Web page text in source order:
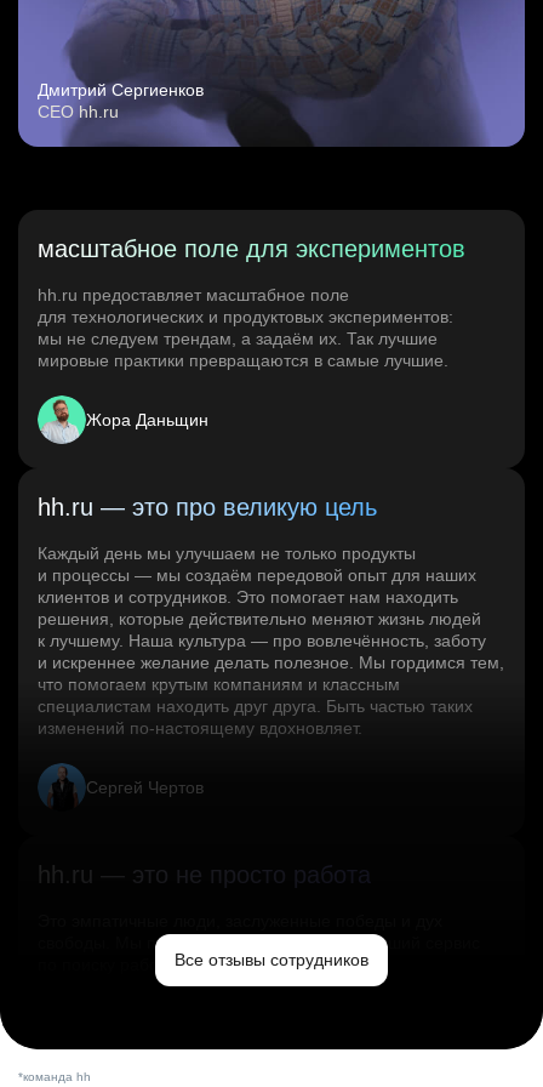
Дмитрий Сергиенков
CEO hh.ru
масштабное поле для экспериментов
hh.ru предоставляет масштабное поле
для технологических и продуктовых экспериментов:
мы не следуем трендам, а задаём их. Так лучшие
мировые практики превращаются в самые лучшие.
Жора Даньщин
hh.ru — это про великую цель
Каждый день мы улучшаем не только продукты
и процессы — мы создаём передовой опыт для наших
клиентов и сотрудников. Это помогает нам находить
решения, которые действительно меняют жизнь людей
к лучшему. Наша культура — про вовлечённость, заботу
и искреннее желание делать полезное. Мы гордимся тем,
что помогаем крутым компаниям и классным
специалистам находить друг друга. Быть частью таких
изменений по‑настоящему вдохновляет.
Сергей Чертов
hh.ru — это не просто работа
свободы. Мы помогаем миру и создаём лучший сервис
по поиску работы в стране.Все отзывы сотрудников
*команда hh